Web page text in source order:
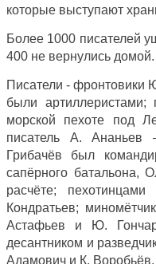
которые выступают
Более 1000 писателей
400 не вернулись домой.
Писатели - фронтовики
были
морской пехоте под
писатель А. Ананьев
Грибачёв был
сапёрного батальона,
расчёте;
Кондратьев;
Астафьев и Ю.
десантником и
Адамович и К. Воробьёв.